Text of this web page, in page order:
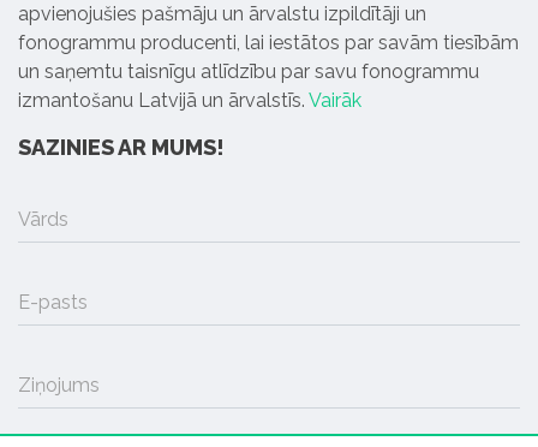
apvienojušies pašmāju un ārvalstu izpildītāji un
fonogrammu producenti, lai iestātos par savām tiesībām
un saņemtu taisnīgu atlīdzību par savu fonogrammu
izmantošanu Latvijā un ārvalstīs. Vairāk
SAZINIES AR MUMS!
Vārds
E-pasts
Ziņojums